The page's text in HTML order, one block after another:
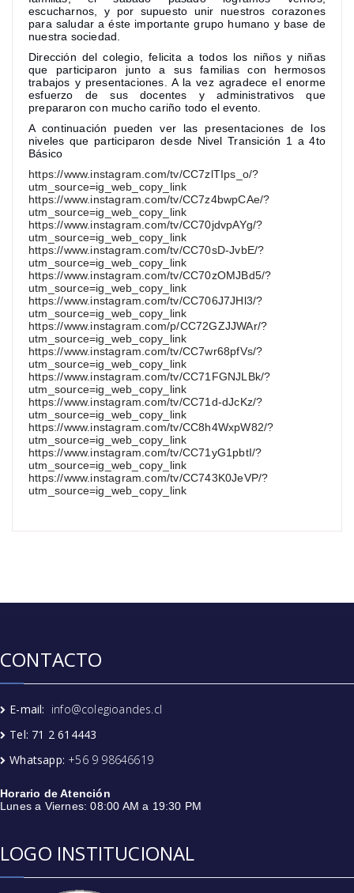
escucharnos, y por supuesto unir nuestros corazones
para saludar a éste importante grupo humano y base de
nuestra sociedad.
Dirección del colegio, felicita a todos los niños y niñas
que participaron junto a sus familias con hermosos
trabajos y presentaciones. A la vez agradece el enorme
esfuerzo de sus docentes y administrativos que
prepararon con mucho cariño todo el evento.
A continuación pueden ver las presentaciones de los
niveles que participaron desde Nivel Transición 1 a 4to
Básico
https://www.instagram.com/tv/CC7zlTIps_o/?
utm_source=ig_web_copy_link
https://www.instagram.com/tv/CC7z4bwpCAe/?
utm_source=ig_web_copy_link
https://www.instagram.com/tv/CC70jdvpAYg/?
utm_source=ig_web_copy_link
https://www.instagram.com/tv/CC70sD-JvbE/?
utm_source=ig_web_copy_link
https://www.instagram.com/tv/CC70zOMJBd5/?
utm_source=ig_web_copy_link
https://www.instagram.com/tv/CC706J7JHl3/?
utm_source=ig_web_copy_link
https://www.instagram.com/p/CC72GZJJWAr/?
utm_source=ig_web_copy_link
https://www.instagram.com/tv/CC7wr68pfVs/?
utm_source=ig_web_copy_link
https://www.instagram.com/tv/CC71FGNJLBk/?
utm_source=ig_web_copy_link
https://www.instagram.com/tv/CC71d-dJcKz/?
utm_source=ig_web_copy_link
https://www.instagram.com/tv/CC8h4WxpW82/?
utm_source=ig_web_copy_link
https://www.instagram.com/tv/CC71yG1pbtI/?
utm_source=ig_web_copy_link
https://www.instagram.com/tv/CC743K0JeVP/?
utm_source=ig_web_copy_link
CONTACTO
E-mail: info@colegioandes.cl
Tel: 71 2 614443
Whatsapp: +56 9 98646619
Horario de Atención
Lunes a Viernes: 08:00 AM a 19:30 PM
LOGO INSTITUCIONAL